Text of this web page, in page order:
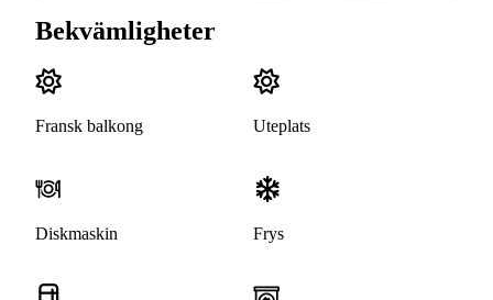
Bekvämligheter
Fransk balkong Uteplats
Diskmaskin Frys